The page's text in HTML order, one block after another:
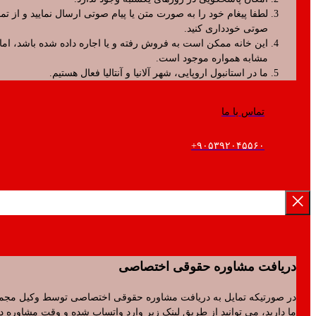
لطفا پیغام خود را به صورت متن یا پیام صوتی ارسال نمایید و از تماس
صوتی خودداری کنید.
این خانه ممکن است به فروش رفته و یا اجاره داده شده باشد، اما موارد
مشابه همواره موجود است.
ما در استانبول اروپایی، شهر آلانیا و آنتالیا فعال هستیم.
تماس با ما
۹۰۵۳۹۲۰۴۵۵۶۰+
مشاوره حقوقی اختصاصی
تمایل به دریافت مشاوره حقوقی اختصاصی توسط وکیل مجموعه
می توانید از طریق لینک زیر وارد واتساپ شده و وقت مشاوره دریافت